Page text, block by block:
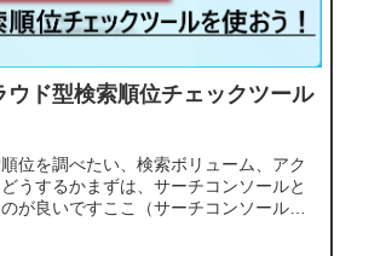
ウド型検索順位チェックツール
位を調べたい、検索ボリューム、アク
うするかまずは、サーチコンソールと
が良いですここ（サーチコンソールと